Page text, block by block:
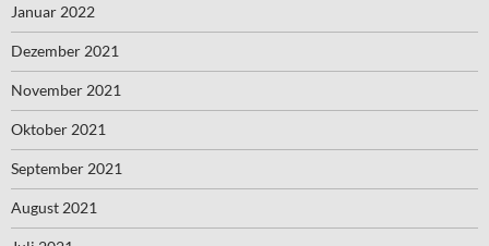
Januar 2022
Dezember 2021
November 2021
Oktober 2021
September 2021
August 2021